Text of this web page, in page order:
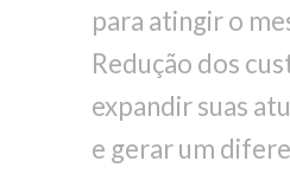
para atingir o
Redução dos
expandir suas
e gerar um